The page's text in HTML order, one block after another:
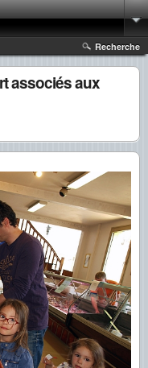
Recherche
associés aux